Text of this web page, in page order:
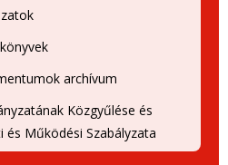
archívum
Közgyűlése és
és Működési Szabályzata